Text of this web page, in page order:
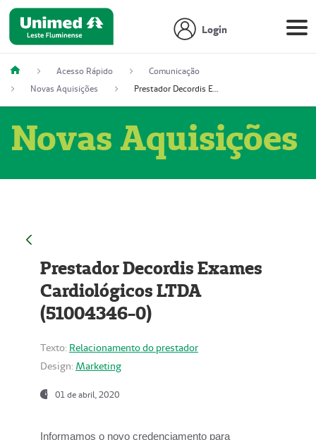
Login
Acesso Rápido
Comunicação
Novas Aquisições
Prestador Decordis Exames Cardiológicos LTDA (51004346-0)
Novas Aquisições
Prestador Decordis Exames
Cardiológicos LTDA
(51004346-0)
Texto: Relacionamento do prestador
Design: Marketing
01 de abril, 2020
Informamos o novo credenciamento para